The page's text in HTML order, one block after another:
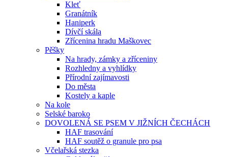
Kleť
Granátník
Haniperk
Dívčí skála
Zřícenina hradu Maškovec
Pěšky
Na hrady, zámky a zříceniny
Rozhledny a vyhlídky
Přírodní zajímavosti
Do města
Kostely a kaple
Na kole
Selské baroko
DOVOLENÁ SE PSEM V JIŽNÍCH ČECHÁCH
HAF trasování
HAF soutěž o granule pro psa
Včelařská stezka